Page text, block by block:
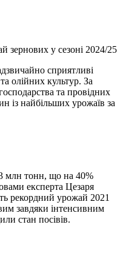
сприятливі
олійних культур. За
та провідних
із найбільших урожаїв за
млн тонн, що на 40%
експерта Цезаря
рекордний урожай 2021
завдяки інтенсивним
стан посівів.